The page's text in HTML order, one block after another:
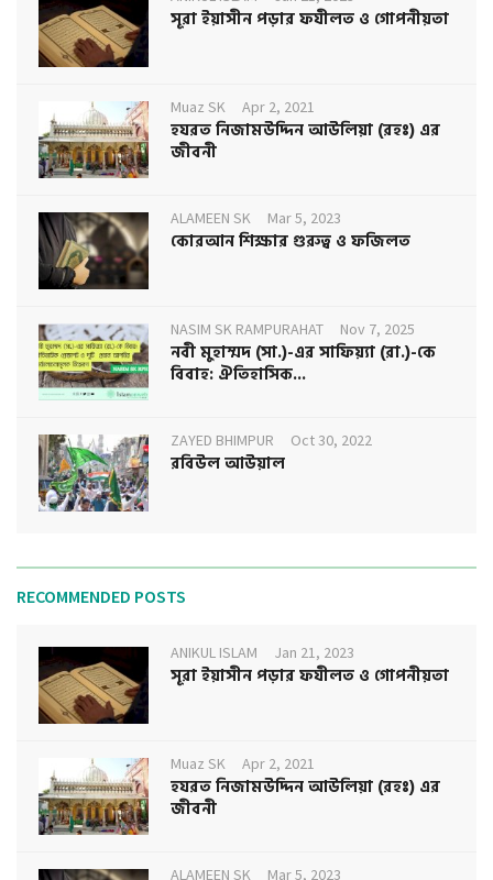
সূরা ইয়াসীন পড়ার ফযীলত ও গোপনীয়তা
Muaz SK Apr 2, 2021
হযরত নিজামউদ্দিন আউলিয়া (রহঃ) এর
জীবনী
ALAMEEN SK Mar 5, 2023
কোরআন শিক্ষার গুরুত্ব ও ফজিলত
NASIM SK RAMPURAHAT Nov 7, 2025
নবী মুহাম্মদ (সা.)-এর সাফিয়্যা (রা.)-কে
বিবাহ: ঐতিহাসিক...
ZAYED BHIMPUR Oct 30, 2022
রবিউল আউয়াল
RECOMMENDED POSTS
ANIKUL ISLAM Jan 21, 2023
সূরা ইয়াসীন পড়ার ফযীলত ও গোপনীয়তা
Muaz SK Apr 2, 2021
হযরত নিজামউদ্দিন আউলিয়া (রহঃ) এর
জীবনী
ALAMEEN SK Mar 5, 2023